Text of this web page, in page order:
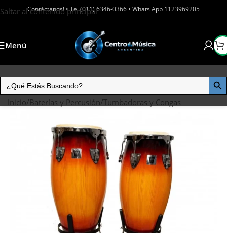
Saltar al contenido principal
Contáctanos! • Tel (011) 6346-0366 • Whats App 1123969205
Menú
Inicio/Baterías y Percusión/Tumbadoras y Congas